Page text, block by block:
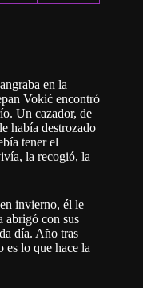
en la
Vokić encontró
Un cazador, de
había destrozado
tener el
la recogió, la
invierno, él le
abrigó con sus
día. Año tras
es lo que hace la